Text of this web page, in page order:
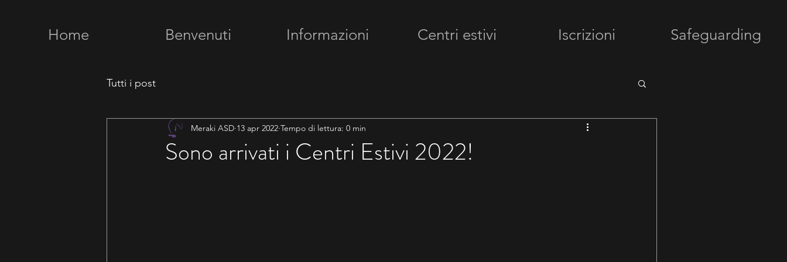
Home Benvenuti Informazioni Centri estivi Iscrizioni Safeguarding
Tutti i post
Sono arrivati i Centri Estivi 2022!
Meraki ASD 13 apr 2022 Tempo di lettura: 0 min